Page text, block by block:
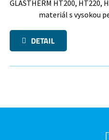
GLASTHERM HT200, HT220,
materiál s vysokou
DETAIL